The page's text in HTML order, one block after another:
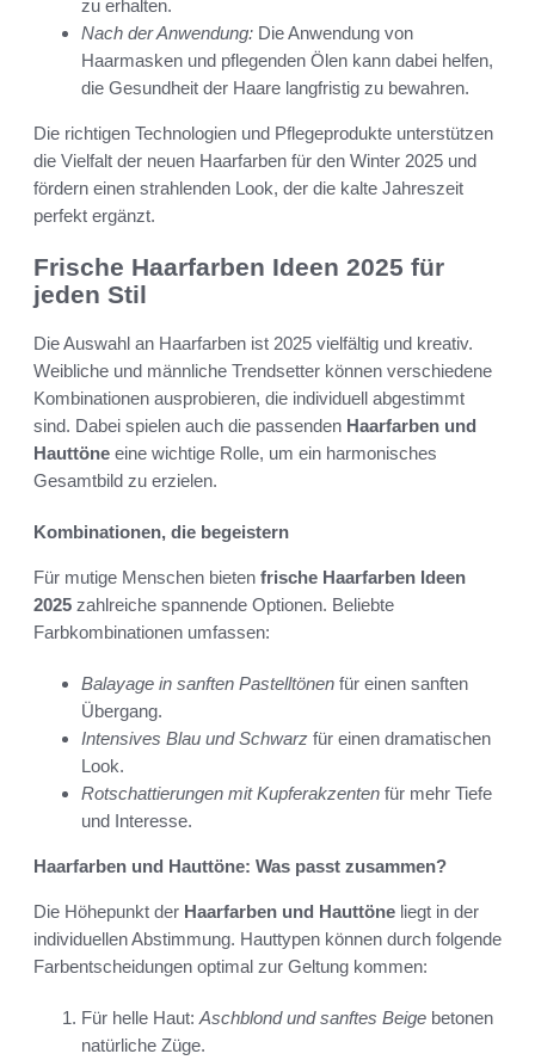
zu erhalten.
Nach der Anwendung: Die Anwendung von
Haarmasken und pflegenden Ölen kann dabei helfen,
die Gesundheit der Haare langfristig zu bewahren.
Die richtigen Technologien und Pflegeprodukte unterstützen
die Vielfalt der neuen Haarfarben für den Winter 2025 und
fördern einen strahlenden Look, der die kalte Jahreszeit
perfekt ergänzt.
Frische Haarfarben Ideen 2025 für
jeden Stil
Die Auswahl an Haarfarben ist 2025 vielfältig und kreativ.
Weibliche und männliche Trendsetter können verschiedene
Kombinationen ausprobieren, die individuell abgestimmt
sind. Dabei spielen auch die passenden Haarfarben und
Hauttöne eine wichtige Rolle, um ein harmonisches
Gesamtbild zu erzielen.
Kombinationen, die begeistern
Für mutige Menschen bieten frische Haarfarben Ideen
2025 zahlreiche spannende Optionen. Beliebte
Farbkombinationen umfassen:
Balayage in sanften Pastelltönen für einen sanften
Übergang.
Intensives Blau und Schwarz für einen dramatischen
Look.
Rotschattierungen mit Kupferakzenten für mehr Tiefe
und Interesse.
Haarfarben und Hauttöne: Was passt zusammen?
Die Höhepunkt der Haarfarben und Hauttöne liegt in der
individuellen Abstimmung. Hauttypen können durch folgende
Farbentscheidungen optimal zur Geltung kommen:
Für helle Haut: Aschblond und sanftes Beige betonen
natürliche Züge.